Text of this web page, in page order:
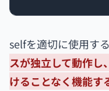
selfを適切に使用する
スが独立して動作し
けることなく機能す